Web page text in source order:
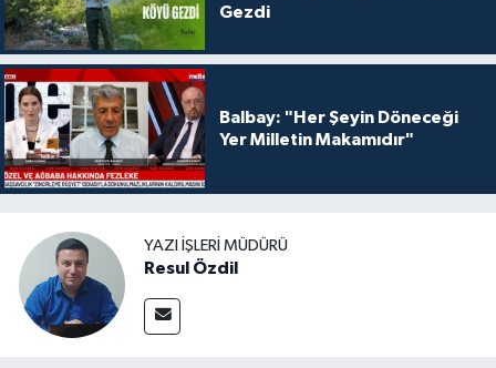
Gezdi
Balbay: "Her Şeyin Döneceği
Yer Milletin Makamıdır"
YAZI İŞLERI MÜDÜRÜ
Resul Özdil